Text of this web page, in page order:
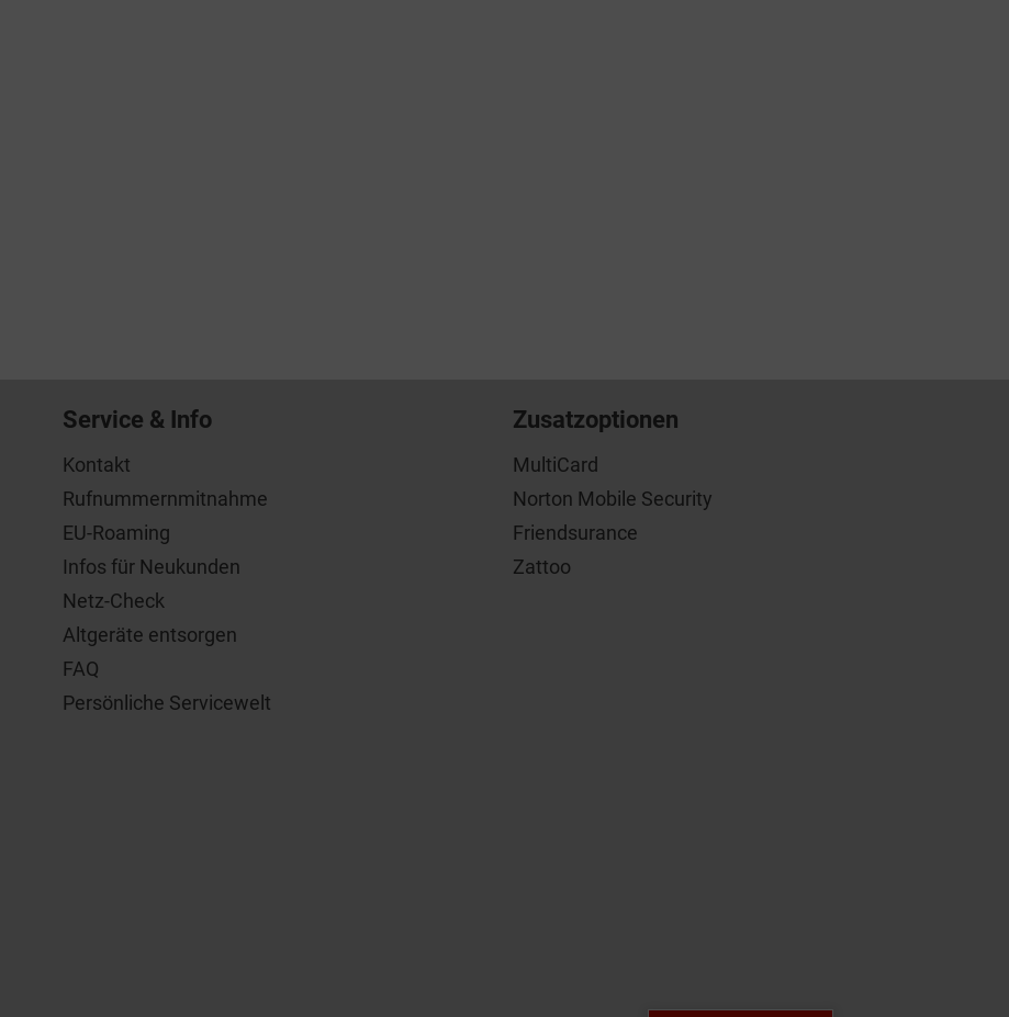
Service & Info
Kontakt
Rufnummernmitnahme
EU-Roaming
Infos für Neukunden
Netz-Check
Altgeräte entsorgen
FAQ
Persönliche Servicewelt
Zusatzoptionen
MultiCard
Norton Mobile Security
Friendsurance
Zattoo